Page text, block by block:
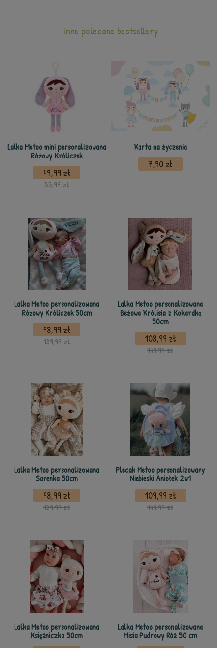
inne polecane bestsellery
Lalka Metoo mini personalizowana
Różowy Króliczek
49,99 zł
55,99 zł
Karta na życzenia
7,90 zł
Lalka Metoo personalizowana
Różowy Króliczek 50cm
98,99 zł
139,99 zł
Lalka Metoo personalizowana
Beżowa Królisia z Kokardką
50cm
108,99 zł
149,99 zł
Lalka Metoo personalizowana
Sarenka 50cm
98,99 zł
139,99 zł
Plecak Metoo personalizowany
Niebieski Aniołek 2w1
109,99 zł
149,99 zł
Lalka Metoo personalizowana
Księżniczka 50cm
Lalka Metoo personalizowana
Misia Pudrowy Róż 50 cm